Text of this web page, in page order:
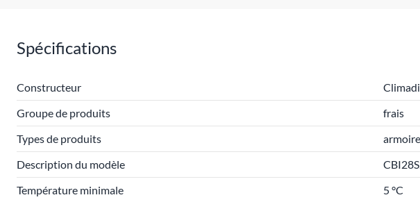
Spécifications
Constructeur
Groupe de produits
frais
Types de produits
Description du modèle
Température minimale
5 °C